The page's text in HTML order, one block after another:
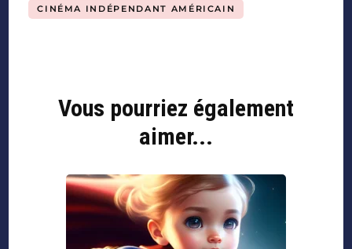
CINÉMA INDÉPENDANT AMÉRICAIN
Vous pourriez également
aimer...